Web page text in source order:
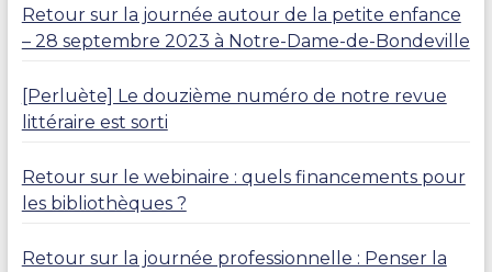
Retour sur la journée autour de la petite enfance
– 28 septembre 2023 à Notre-Dame-de-Bondeville
[Perluète] Le douzième numéro de notre revue
littéraire est sorti
Retour sur le webinaire : quels financements pour
les bibliothèques ?
Retour sur la journée professionnelle : Penser la